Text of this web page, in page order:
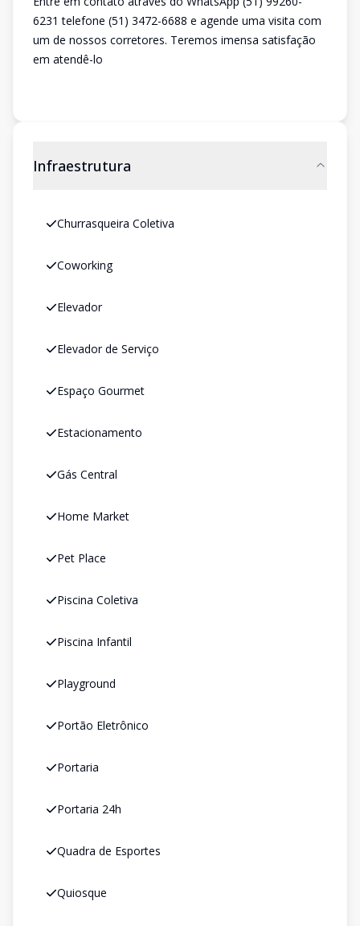
6231 telefone (51) 3472-6688 e agende uma visita com
um de nossos corretores. Teremos imensa satisfação
em atendê-lo
Infraestrutura
Churrasqueira Coletiva
Coworking
Elevador
Elevador de Serviço
Espaço Gourmet
Estacionamento
Gás Central
Home Market
Pet Place
Piscina Coletiva
Piscina Infantil
Playground
Portão Eletrônico
Portaria
Portaria 24h
Quadra de Esportes
Quiosque